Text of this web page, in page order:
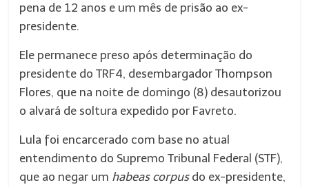
pena de 12 anos e um mês de prisão ao ex-
presidente.
Ele permanece preso após determinação do
presidente do TRF4, desembargador Thompson
Flores, que na noite de domingo (8) desautorizou
o alvará de soltura expedido por Favreto.
Lula foi encarcerado com base no atual
entendimento do Supremo Tribunal Federal (STF),
que ao negar um habeas corpus do ex-presidente,